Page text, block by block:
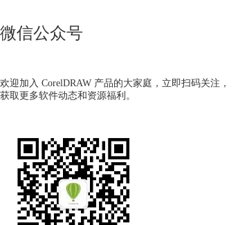
微信公众号
欢迎加入 CorelDRAW 产品的大家庭，立即扫码关注，
获取更多软件动态和资源福利。